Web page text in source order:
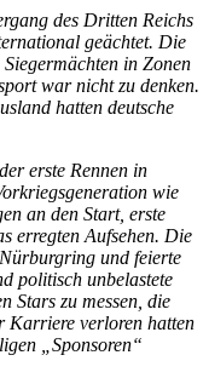
des Dritten Reichs
geächtet. Die
in Zonen
war nicht zu denken.
hatten deutsche
erste Rennen in
wie
an den Start, erste
erregten Aufsehen. Die
und feierte
politisch unbelastete
Stars zu messen, die
Karriere verloren hatten
„Sponsoren“